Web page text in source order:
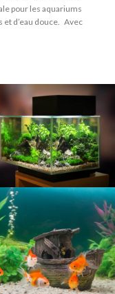
pour les aquariums
et d’eau douce. Avec